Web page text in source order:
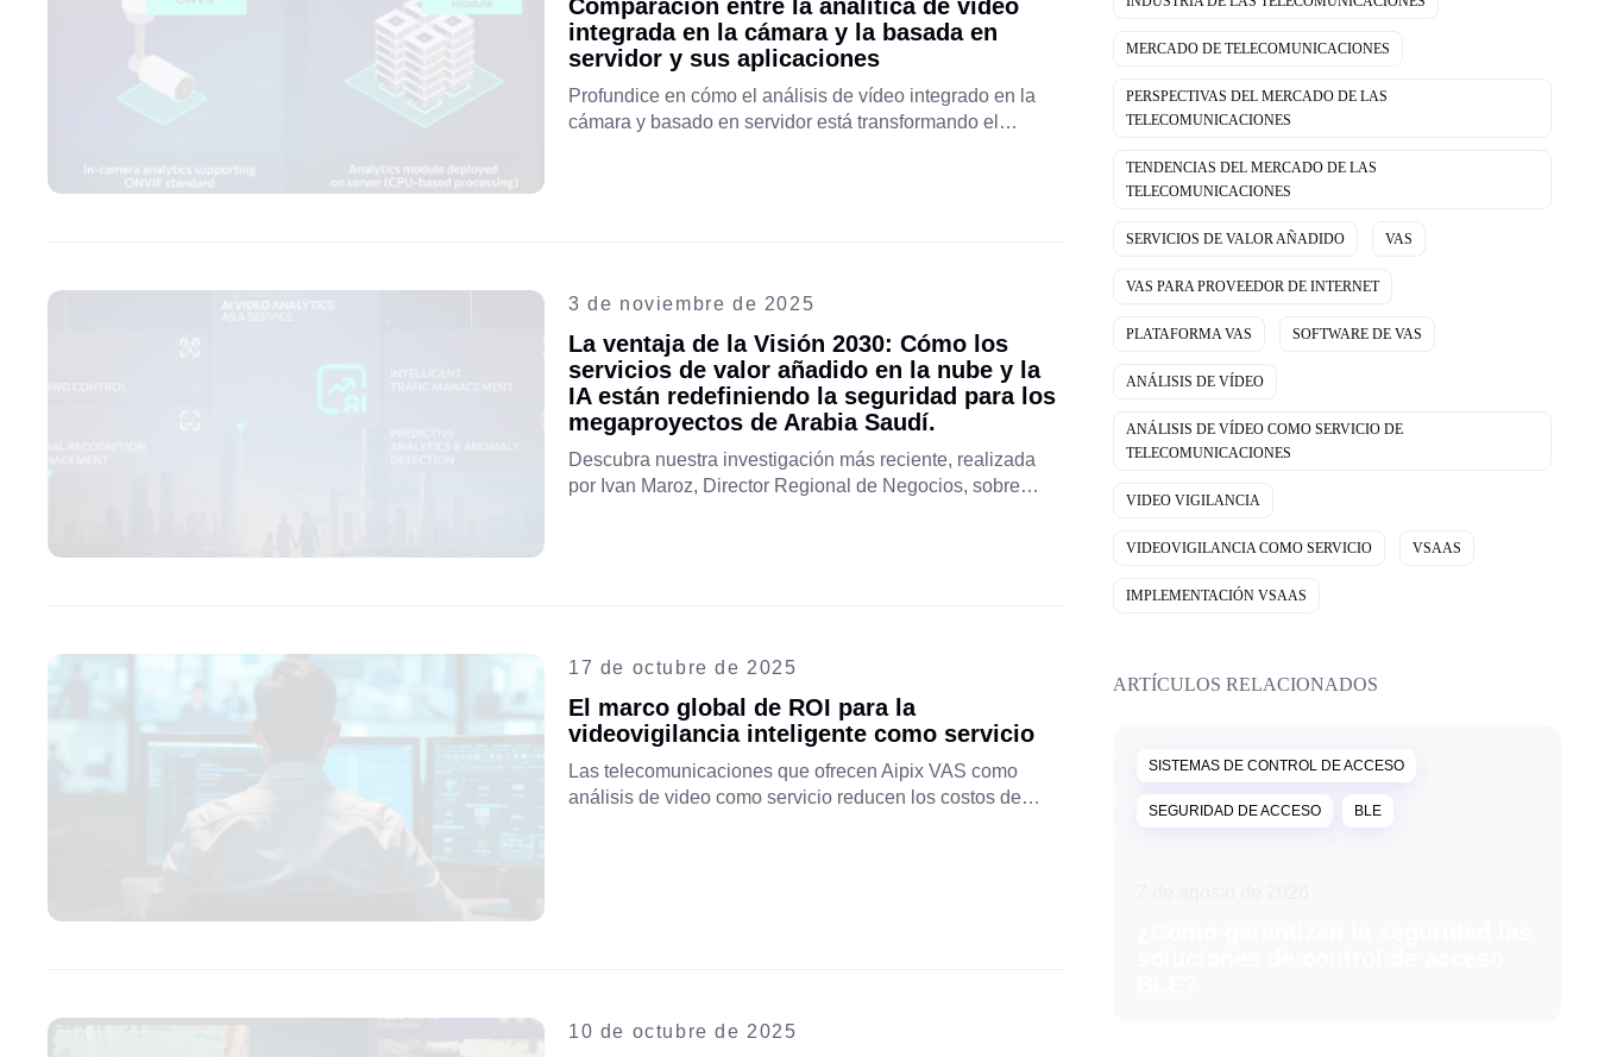
Comparación entre la analítica de vídeo
integrada en la cámara y la basada en
servidor y sus aplicaciones
Profundice en cómo el análisis de vídeo integrado en la
cámara y basado en servidor está transformando el
3 de noviembre de 2025
La ventaja de la Visión 2030: Cómo los
servicios de valor añadido en la nube y la
IA están redefiniendo la seguridad para los
megaproyectos de Arabia Saudí.
Descubra nuestra investigación más reciente, realizada
por Ivan Maroz, Director Regional de Negocios, sobre
17 de octubre de 2025
El marco global de ROI para la
videovigilancia inteligente como servicio
Las telecomunicaciones que ofrecen Aipix VAS como
análisis de video como servicio reducen los costos de
10 de octubre de 2025
MERCADO DE TELECOMUNICACIONES
PERSPECTIVAS DEL MERCADO DE LAS
TELECOMUNICACIONES
TENDENCIAS DEL MERCADO DE LAS
TELECOMUNICACIONES
SERVICIOS DE VALOR AÑADIDO VAS
VAS PARA PROVEEDOR DE INTERNET
PLATAFORMA VAS SOFTWARE DE VAS
ANÁLISIS DE VÍDEO
ANÁLISIS DE VÍDEO COMO SERVICIO DE
TELECOMUNICACIONES
VIDEO VIGILANCIA
VIDEOVIGILANCIA COMO SERVICIO VSAAS
IMPLEMENTACIÓN VSAAS
ARTÍCULOS RELACIONADOS
SISTEMAS DE CONTROL DE ACCESO
SEGURIDAD DE ACCESO BLE